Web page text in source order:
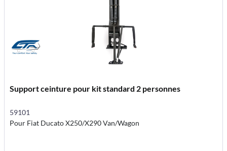
Support ceinture pour kit standard 2 personnes
59101
Pour Fiat Ducato X250/X290 Van/Wagon